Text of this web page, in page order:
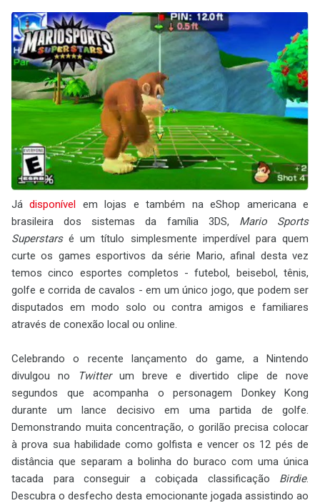
Jádisponível em lojas e também na eShop americana e
brasileira dos sistemas da família 3DS, Mario Sports
Superstarsé um título simplesmente imperdível para quem
curte os games esportivos da série Mario, afinal desta vez
temos cinco esportes completos - futebol, beisebol, tênis,
golfe e corrida de cavalos - em um único jogo, que podem ser
disputados em modo solo ou contra amigos e familiares
através de conexão local ou online.
Celebrando o recente lançamento do game, a Nintendo
divulgou no
Twitterum breve e divertido clipe de nove
segundos que acompanha o personagem Donkey Kong
durante um lance decisivo em uma partida de golfe.
Demonstrando muita concentração, o gorilão precisa colocar
à prova sua habilidade como golfista e vencer os 12 pés de
distância que separam a bolinha do buraco com uma única
tacada para conseguir a cobiçada classificação Birdie.
Descubra o desfecho desta emocionante jogada assistindo ao